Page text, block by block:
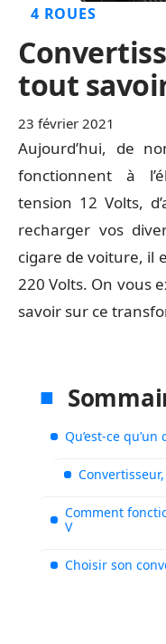
4 ROUES
tout
23 février 2021
Aujourd’hui, de
fonctionnent à
tension 12 Volts,
recharger vos
cigare de voiture, il
220 Volts. On vous
savoir sur ce
Qu’est-ce
Comment
V
Choisir son